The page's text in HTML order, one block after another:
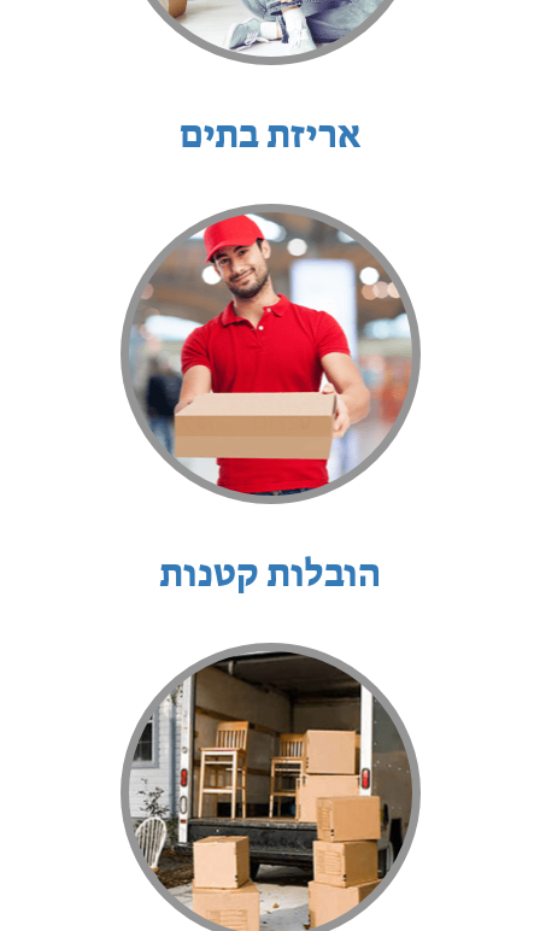
אריזת בתים
הובלות קטנות